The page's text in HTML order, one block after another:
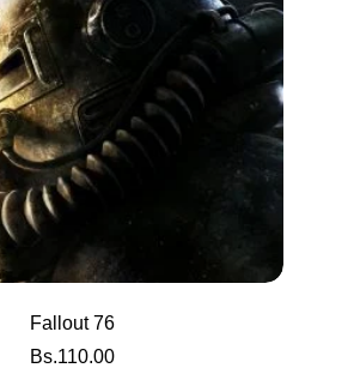
Fallout 76
Bs.110.00